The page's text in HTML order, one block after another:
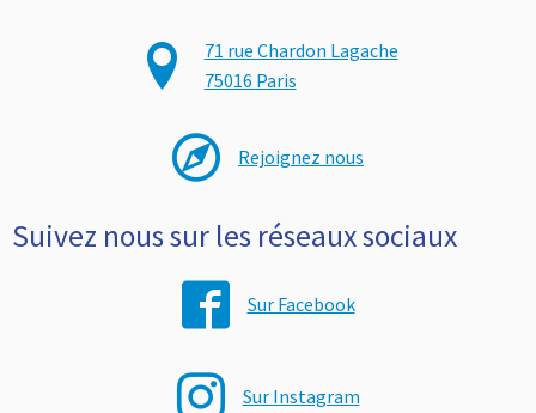
71 rue Chardon Lagache
75016 Paris
Rejoignez nous
Suivez nous sur les réseaux sociaux
Sur Facebook
Sur Instagram